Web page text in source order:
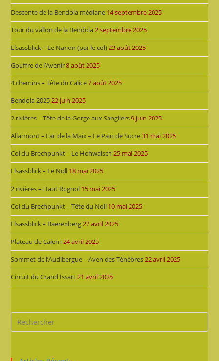
Descente de la Bendola médiane 14 septembre 2025
Tour du vallon de la Bendola2 septembre 2025
Elsassblick – Le Narion (par le col)23 août 2025
Gouffre de l’Avenir8 août 2025
4 chemins – Tête du Calice7 août 2025
Bendola 202522 juin 2025
2 rivières – Tête de la Gorge aux Sangliers9 juin 2025
Allarmont – Lac de la Maix – Le Pain de Sucre31 mai 2025
Col du Brechpunkt – Le Hohwalsch 25 mai 2025
Elsassblick – Le Noll 18 mai 2025
2 rivières – Haut Rognol 15 mai 2025
Col du Brechpunkt – Tête du Noll 10 mai 2025
Elsassblick – Baerenberg27 avril 2025
Plateau de Calern 24 avril 2025
Sommet de l’Audibergue – Aven des Ténèbres22 avril 2025
Circuit du Grand Issart21 avril 2025